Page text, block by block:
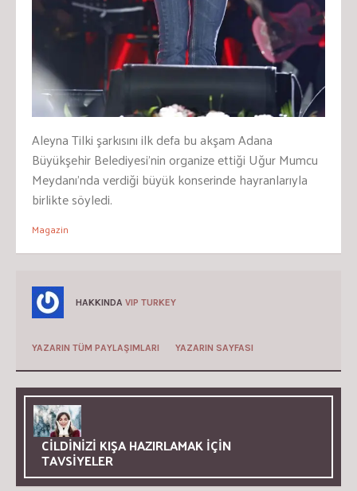
Aleyna Tilki şarkısını ilk defa bu akşam Adana
Büyükşehir Belediyesi’nin organize ettiği Uğur Mumcu
Meydanı’nda verdiği büyük konserinde hayranlarıyla
birlikte söyledi.
Magazin
HAKKINDA VIP TURKEY
YAZARIN TÜM PAYLAŞIMLARI YAZARIN SAYFASI
CİLDİNİZİ KIŞA HAZIRLAMAK İÇİN
TAVSİYELER